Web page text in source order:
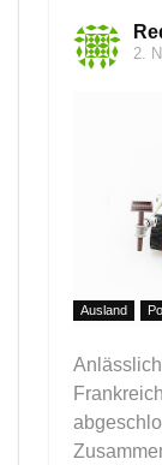
2.
Ausland